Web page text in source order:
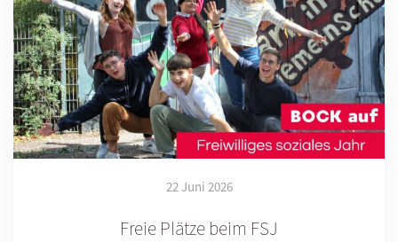
22 Juni 2026
Freie Plätze beim FSJ